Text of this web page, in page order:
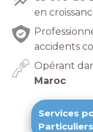
en
accidents
Opérant
Maroc
Services
Particuliers